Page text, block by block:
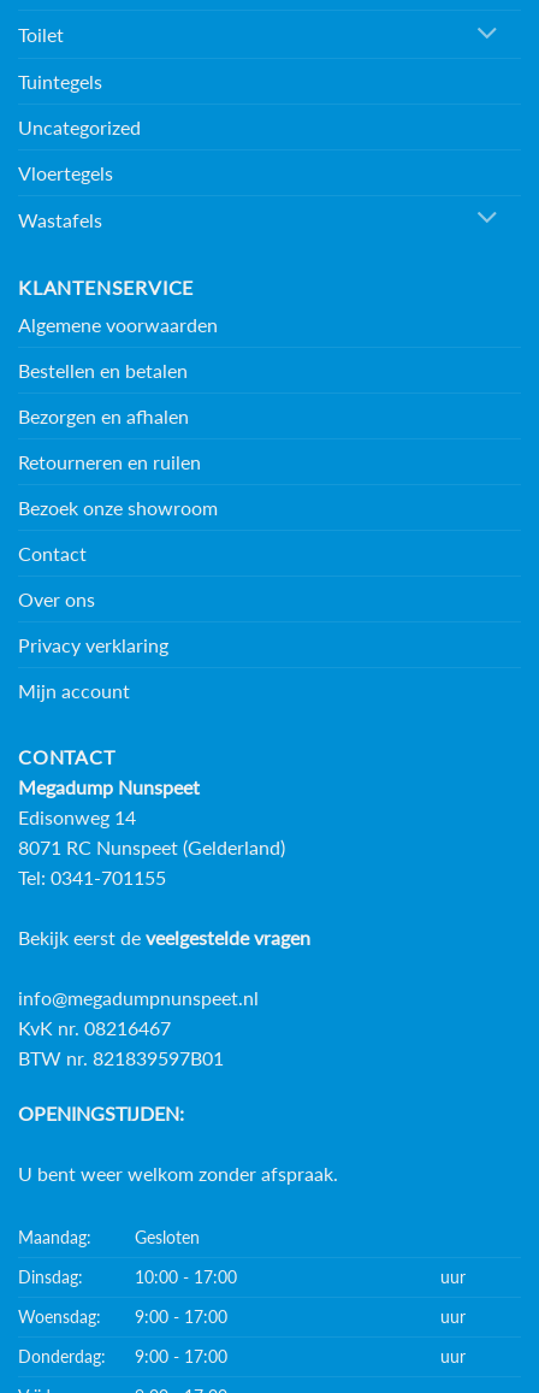
Toilet
Tuintegels
Uncategorized
Vloertegels
Wastafels
KLANTENSERVICE
Algemene voorwaarden
Bestellen en betalen
Bezorgen en afhalen
Retourneren en ruilen
Bezoek onze showroom
Contact
Over ons
Privacy verklaring
Mijn account
CONTACT
Megadump Nunspeet
Edisonweg 14
8071 RC Nunspeet (Gelderland)
Tel: 0341-701155
Bekijk eerst de veelgestelde vragen
info@megadumpnunspeet.nl
KvK nr. 08216467
BTW nr. 821839597B01
OPENINGSTIJDEN:
U bent weer welkom zonder afspraak.
Maandag:
Gesloten
Dinsdag:
10:00 - 17:00
uur
Woensdag:
9:00 - 17:00
uur
Donderdag:
9:00 - 17:00
uur